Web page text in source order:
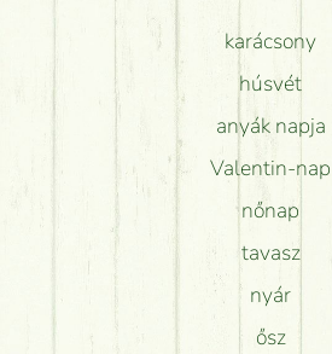
karácsony
húsvét
anyák napja
Valentin-nap
nőnap
tavasz
nyár
ősz